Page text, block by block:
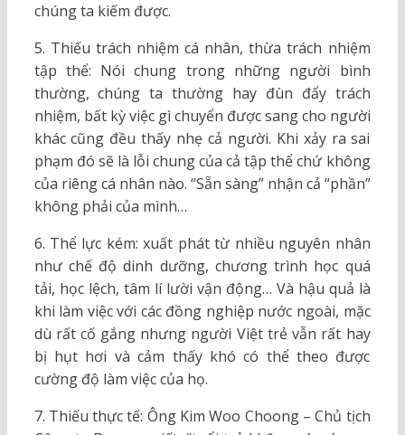
chúng ta kiếm được.
5. Thiếu trách nhiệm cá nhân, thừa trách nhiệm
tập thể: Nói chung trong những người bình
thường, chúng ta thường hay đùn đẩy trách
nhiệm, bất kỳ việc gì chuyển được sang cho người
khác cũng đều thấy nhẹ cả người. Khi xảy ra sai
phạm đó sẽ là lỗi chung của cả tập thể chứ không
của riêng cá nhân nào. “Sẵn sàng” nhận cả “phần”
không phải của mình…
6. Thể lực kém: xuất phát từ nhiều nguyên nhân
như chế độ dinh dưỡng, chương trình học quá
tải, học lệch, tâm lí lười vận động… Và hậu quả là
khi làm việc với các đồng nghiệp nước ngoài, mặc
dù rất cố gắng nhưng người Việt trẻ vẫn rất hay
bị hụt hơi và cảm thấy khó có thể theo được
cường độ làm việc của họ.
7. Thiếu thực tế: Ông Kim Woo Choong – Chủ tịch